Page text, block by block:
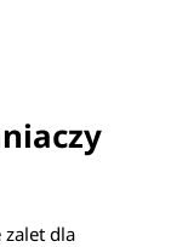
zalet dla